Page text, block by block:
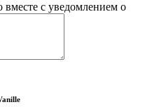
с уведомлением о